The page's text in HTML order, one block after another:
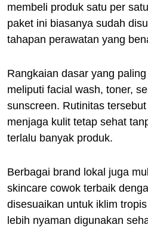
membeli produk satu per
paket ini biasanya sudah
tahapan perawatan yang
Rangkaian dasar yang
meliputi facial wash, toner,
sunscreen. Rutinitas
menjaga kulit tetap sehat
terlalu banyak produk.
Berbagai brand lokal juga
skincare cowok terbaik
disesuaikan untuk iklim
lebih nyaman digunakan